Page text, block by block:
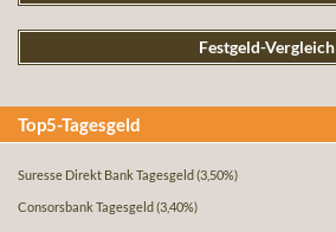
Festgeld-Vergleich
Top5-Tagesgeld
Suresse Direkt Bank Tagesgeld (3,50%)
Consorsbank Tagesgeld (3,40%)